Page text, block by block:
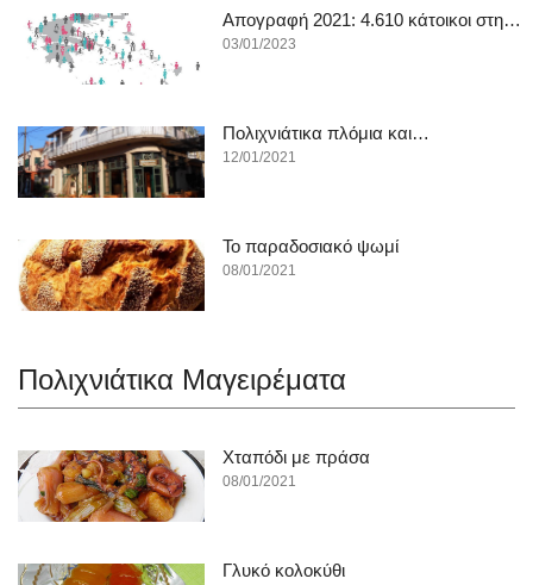
Απογραφή 2021: 4.610 κάτοικοι στη…
03/01/2023
Πολιχνιάτικα πλόμια και…
12/01/2021
To παραδοσιακό ψωμί
08/01/2021
Πολιχνιάτικα Mαγειρέματα
Χταπόδι με πράσα
08/01/2021
Γλυκό κολοκύθι